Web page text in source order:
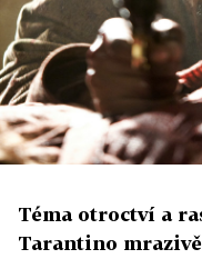
Téma otroctví a
Tarantino